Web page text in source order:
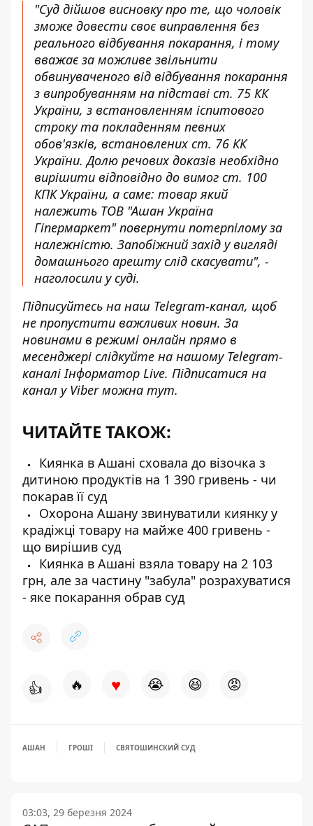
"Суд дійшов висновку про те, що чоловік
зможе довести своє виправлення без
реального відбування покарання, і тому
вважає за можливе звільнити
обвинуваченого від відбування покарання
з випробуванням на підставі ст. 75 КК
України, з встановленням іспитового
строку та покладенням певних
обов'язків, встановлених ст. 76 КК
України. Долю речових доказів необхідно
вирішити відповідно до вимог ст. 100
КПК України, а саме: товар який
належить ТОВ "Ашан Україна
Гіпермаркет" повернути потерпілому за
належністю. Запобіжний захід у вигляді
домашнього арешту слід скасувати", -
наголосили у суді.
Підписуйтесь на наш Telegram-канал, щоб
не пропустити важливих новин. За
новинами в режимі онлайн прямо в
месенджері слідкуйте на нашому Telegram-
каналіІнформатор Live. Підписатися на
канал у Viber можна тут.
ЧИТАЙТЕ ТАКОЖ:
Киянка в Ашані сховала до візочка з
дитиною продуктів на 1 390 гривень - чи
покарав її суд
Охорона Ашану звинуватили киянку у
крадіжці товару на майже 400 гривень -
що вирішив суд
Киянка в Ашані взяла товару на 2 103
грн, але за частину "забула" розрахуватися
- яке покарання обрав суд
👍 🔥 ♥ 😭 😆 😡
АШАН ГРОШІ СВЯТОШИНСКИЙ СУД
03:03, 29 березня 2024